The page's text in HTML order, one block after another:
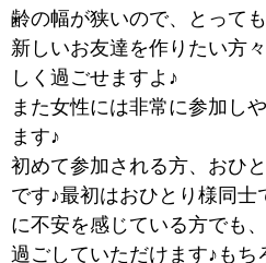
齢の幅が狭いので、とって
新しいお友達を作りたい方
しく過ごせますよ♪
また女性には非常に参加し
ます♪
初めて参加される方、おひ
です♪最初はおひとり様同士
に不安を感じている方でも
過ごしていただけます♪もち